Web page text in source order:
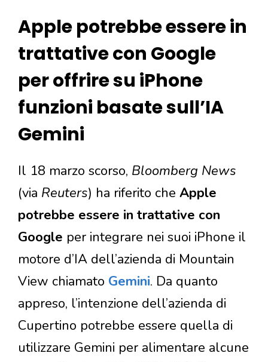
Apple potrebbe essere in
trattative con Google
per offrire su iPhone
funzioni basate sull’IA
Gemini
Il 18 marzo scorso, Bloomberg News
(via Reuters) ha riferito che Apple
potrebbe essere in trattative con
Google per integrare nei suoi iPhone il
motore d’IA dell’azienda di Mountain
View chiamato Gemini. Da quanto
appreso, l’intenzione dell’azienda di
Cupertino potrebbe essere quella di
utilizzare Gemini per alimentare alcune